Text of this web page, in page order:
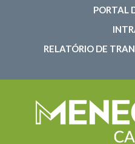
PORTAL
RELATÓRIO DE